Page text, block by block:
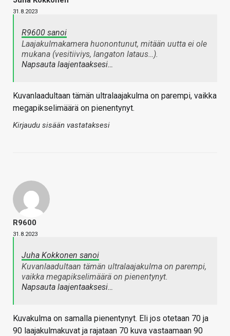
31.8.2023
R9600 sanoi
Laajakulmakamera huonontunut, mitään uutta ei ole
mukana (vesitiiviys, langaton lataus…).
Napsauta laajentaaksesi…
Kuvanlaadultaan tämän ultralaajakulma on parempi, vaikka
megapikselimäärä on pienentynyt.
Kirjaudu sisään vastataksesi
R9600
31.8.2023
Juha Kokkonen sanoi
Kuvanlaadultaan tämän ultralaajakulma on parempi,
vaikka megapikselimäärä on pienentynyt.
Napsauta laajentaaksesi…
Kuvakulma on samalla pienentynyt. Eli jos otetaan 70 ja
90 laajakulmakuvat ja rajataan 70 kuva vastaamaan 90